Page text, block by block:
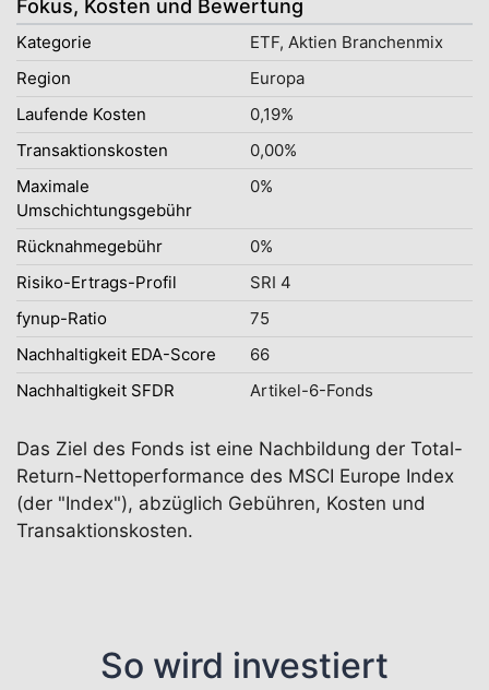
Fokus, Kosten und Bewertung
Kategorie
ETF, Aktien Branchenmix
Region
Europa
Laufende Kosten
0,19%
Transaktionskosten
0,00%
Maximale
Umschichtungsgebühr
0%
Rücknahmegebühr
0%
Risiko-Ertrags-Profil
SRI 4
fynup-Ratio
75
Nachhaltigkeit EDA-Score
66
Nachhaltigkeit SFDR
Artikel-6-Fonds
Das Ziel des Fonds ist eine Nachbildung der Total-
Return-Nettoperformance des MSCI Europe Index
(der "Index"), abzüglich Gebühren, Kosten und
Transaktionskosten.
So wird investiert